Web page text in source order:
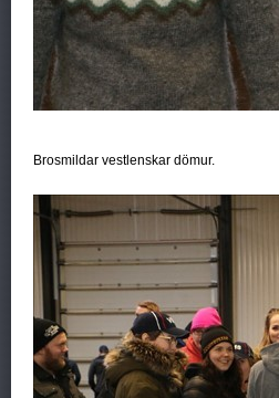
Brosmildar vestlenskar dömur.